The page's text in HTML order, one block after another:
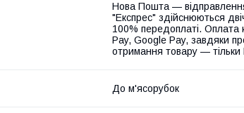
Нова Пошта —
"Експрес" здійснюються
100% передоплаті.
Pay, Google Pay, завдяки
отримання товару —
До м'ясорубок